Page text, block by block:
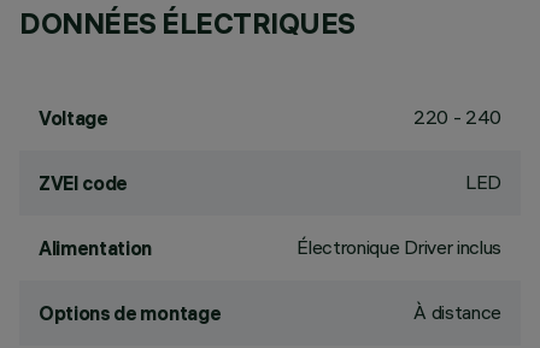
DONNÉES ÉLECTRIQUES
Voltage 220 - 240
ZVEI code LED
Alimentation Électronique Driver inclus
Options de montage À distance